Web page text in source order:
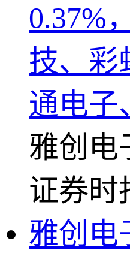
0.37%
技、彩
通电子
雅创电
证券时
雅创电